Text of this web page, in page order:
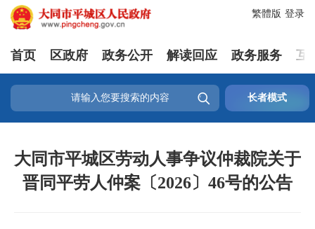
登录
繁體版
首页 区政府 政务公开 解读回应 政务服务 互
 长者模式
大同市平城区劳动人事争议仲裁院关于
晋同平劳人仲案〔2026〕46号的公告